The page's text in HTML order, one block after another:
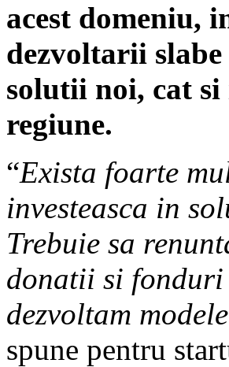
acest domeniu,
dezvoltarii
solutii noi, cat
regiune.
“Exista foarte
investeasca in
Trebuie sa
donatii si fonduri
dezvoltam
spune pentru